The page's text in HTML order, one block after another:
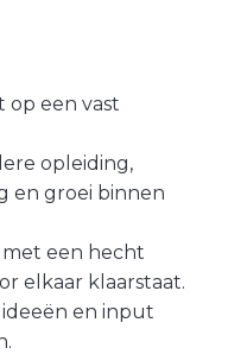
op een vast
opleiding,
en groei binnen
een hecht
elkaar klaarstaat.
en input